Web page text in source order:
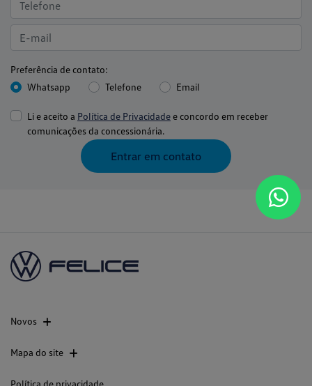
Preferência de contato:
Whatsapp
Telefone Email
Li e aceito a Política de Privacidadee concordo em receber
comunicações da concessionária.
Entrar em contato
Novos
Mapa do site
Política de privacidade